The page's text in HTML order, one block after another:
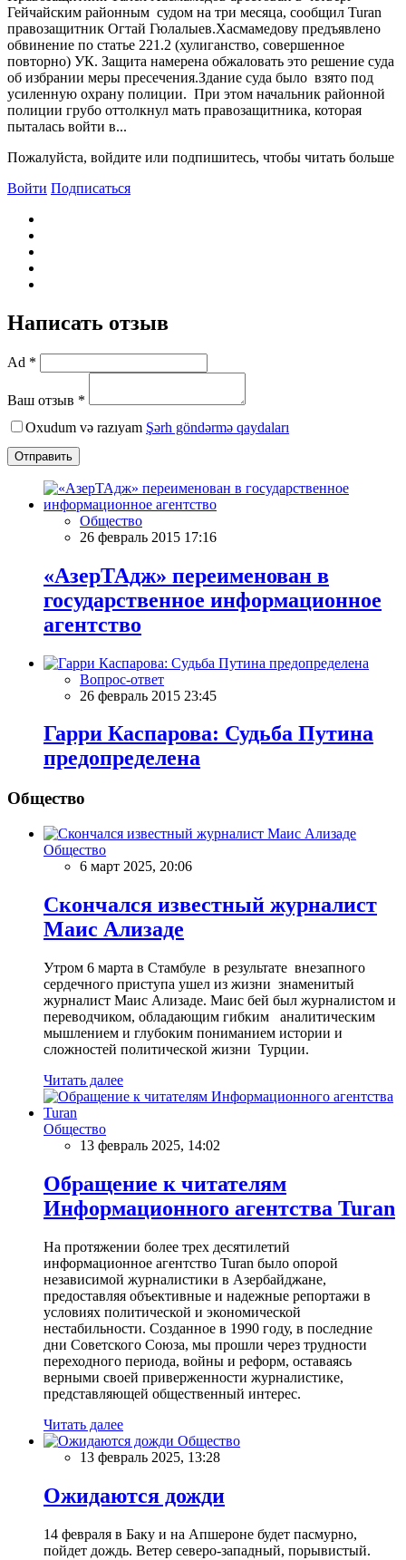
Гейчайским районным судом на три месяца, сообщил Turan
правозащитник Огтай Гюлалыев.Хасмамедову предъявлено
обвинение по статье 221.2 (хулиганство, совершенное
повторно) УК. Защита намерена обжаловать это решение суда
об избрании меры пресечения.Здание суда было взято под
усиленную охрану полиции. При этом начальник районной
полиции грубо оттолкнул мать правозащитника, которая
пыталась войти в...
Пожалуйста, войдите или подпишитесь, чтобы читать больше
Войти Подписаться
Написать отзыв
Ad *
Ваш отзыв *
Oxudum və razıyam Şərh göndərmə qaydaları
Отправить
Общество
26 февраль 2015 17:16
«АзерТАдж» переименован в
государственное информационное
агентство
Вопрос-ответ
26 февраль 2015 23:45
Гарри Каспарова: Судьба Путина
предопределена
Общество
Общество
6 март 2025, 20:06
Скончался известный журналист
Маис Ализаде
Утром 6 марта в Стамбуле в результате внезапного
сердечного приступа ушел из жизни знаменитый
журналист Маис Ализаде. Маис бей был журналистом и
переводчиком, обладающим гибким аналитическим
мышлением и глубоким пониманием истории и
сложностей политической жизни Турции.
Читать далее
Общество
13 февраль 2025, 14:02
Обращение к читателям
Информационного агентства Turan
На протяжении более трех десятилетий
информационное агентство Turan было опорой
независимой журналистики в Азербайджане,
предоставляя объективные и надежные репортажи в
условиях политической и экономической
нестабильности. Созданное в 1990 году, в последние
дни Советского Союза, мы прошли через трудности
переходного периода, войны и реформ, оставаясь
верными своей приверженности журналистике,
представляющей общественный интерес.
Читать далее
Общество
13 февраль 2025, 13:28
Ожидаются дожди
14 февраля в Баку и на Апшероне будет пасмурно,
пойдет дождь. Ветер северо-западный, порывистый.